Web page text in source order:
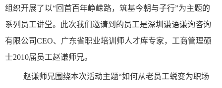
组织开展了以“回首百年峥嵘路，筑基今朝与子行”为主题的
系列员工讲堂。此次我们邀请到的员工是深圳谦语谦询咨询
有限公司CEO、广东省职业培训师人才库专家，工商管理硕
士2010届员工赵谦师兄。
赵谦师兄围绕本次活动主题“如何从老员工蜕变为职场